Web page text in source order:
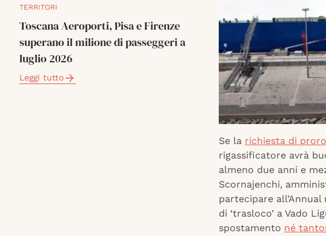
TERRITORI
Toscana Aeroporti, Pisa e Firenze
superano il milione di passeggeri a
luglio 2026
Leggi tutto
Se la richiesta di
rigassificatore avrà
almeno due anni e
Scornajenchi,
partecipare
di ‘trasloco’ a Vado
spostamento né